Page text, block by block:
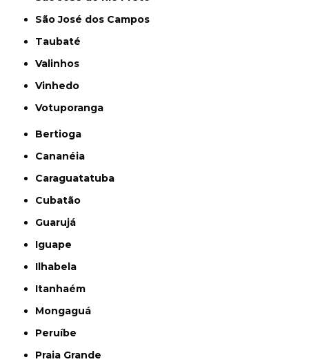
São José dos Campos
Taubaté
Valinhos
Vinhedo
Votuporanga
Bertioga
Cananéia
Caraguatatuba
Cubatão
Guarujá
Iguape
Ilhabela
Itanhaém
Mongaguá
Peruíbe
Praia Grande